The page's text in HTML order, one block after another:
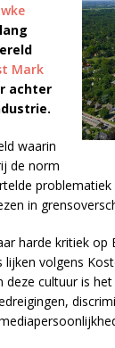
Mark
achter
waarin
de norm
in
harde kritiek
volgens
deze cultuur is